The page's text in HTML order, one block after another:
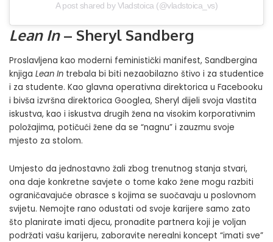
A post shared by Vladstoica (@vladstoica_vs)
Lean In– Sheryl Sandberg
Proslavljena kao moderni feministički manifest, Sandbergina
knjiga Lean In trebala bi biti nezaobilazno štivo i za studentice
i za studente. Kao glavna operativna direktorica u Facebooku
i bivša izvršna direktorica Googlea, Sheryl dijeli svoja vlastita
iskustva, kao i iskustva drugih žena na visokim korporativnim
položajima, potičući žene da se “nagnu” i zauzmu svoje
mjesto za stolom.
Umjesto da jednostavno žali zbog trenutnog stanja stvari,
ona daje konkretne savjete o tome kako žene mogu razbiti
ograničavajuće obrasce s kojima se suočavaju u poslovnom
svijetu. Nemojte rano odustati od svoje karijere samo zato
što planirate imati djecu, pronađite partnera koji je voljan
podržati vašu karijeru, zaboravite nerealni koncept “imati sve”